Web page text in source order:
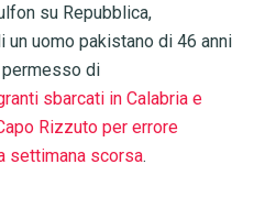
su Repubblica,
un uomo pakistano di 46 anni
permesso di
sbarcati in Calabria e
Rizzuto per errore
settimana scorsa.